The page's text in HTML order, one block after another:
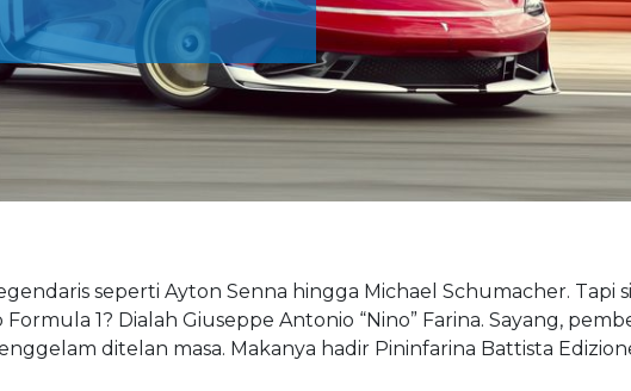
seperti Ayton Senna hingga Michael Schumacher. Tapi
1? Dialah Giuseppe Antonio “Nino” Farina. Sayang,
ditelan masa. Makanya hadir Pininfarina Battista